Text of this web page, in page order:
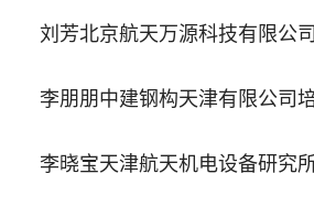
刘芳北京航天万源科技有限公
李朋朋中建钢构天津有限公司
李晓宝天津航天机电设备研究